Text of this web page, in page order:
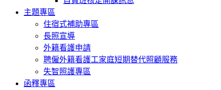
主題專區
住宿式補助專區
長照宣導
外籍看護申請
聘僱外籍看護工家庭短期替代照顧服務
失智照護專區
函釋專區